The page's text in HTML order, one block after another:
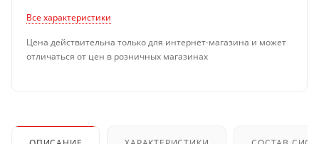
Все характеристики
Цена действительна только для интернет-магазина и может
отличаться от цен в розничных магазинах